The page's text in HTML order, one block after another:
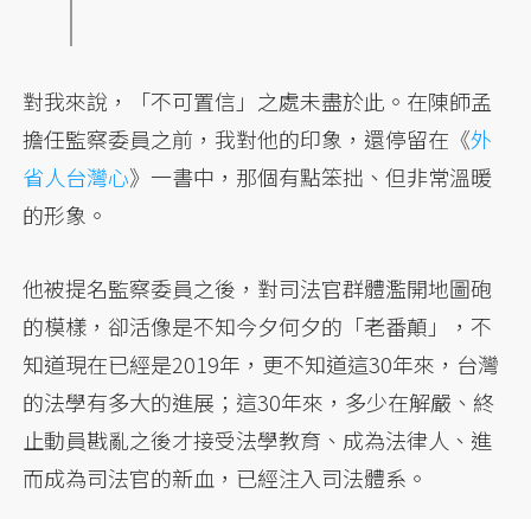
對我來說，「不可置信」之處未盡於此。在陳師孟
擔任監察委員之前，我對他的印象，還停留在《外
省人台灣心》一書中，那個有點笨拙、但非常溫暖
的形象。
他被提名監察委員之後，對司法官群體濫開地圖砲
的模樣，卻活像是不知今夕何夕的「老番顛」，不
知道現在已經是2019年，更不知道這30年來，台灣
的法學有多大的進展；這30年來，多少在解嚴、終
止動員戡亂之後才接受法學教育、成為法律人、進
而成為司法官的新血，已經注入司法體系。